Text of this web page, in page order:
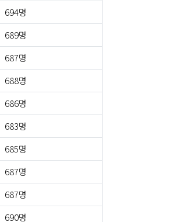
694명
689명
687명
688명
686명
683명
685명
687명
687명
690명